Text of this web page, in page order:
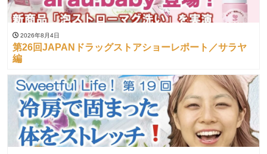
2026年8月4日
第26回JAPANドラッグストアショーレポート／サラヤ
編